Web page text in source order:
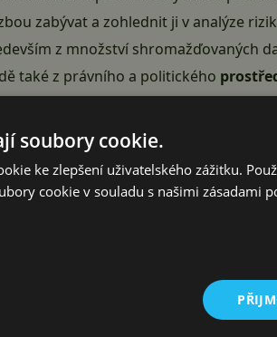
zabývat a zohlednit ji v analýze
z množství shromažďovaných
také z právního a politického
, která vyvinula a
zákona o kybernetické bezpečnosti
na zařízeních, jež mají přístup
jako nejsnadnější způsob, jak
zvážit použití této aplikace a
politických, veřejných či
zprávě.
koho je platné?“
soubory cookie.
ke zlepšení uživatelského zážitku.
cookie v souladu s našimi zásadami